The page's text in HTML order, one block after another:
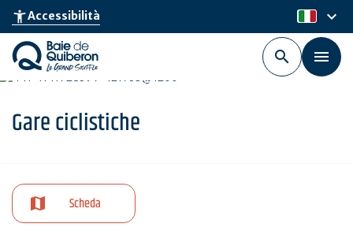
Skip
main
content
accessibility_newAccessibilità it
keyboard_arrow_down
Gare ciclistiche
Scheda